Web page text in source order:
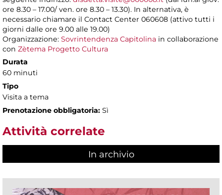
ore 8.30 – 17.00/ ven. ore 8.30 – 13.30). In alternativa, è
necessario chiamare il Contact Center 060608 (attivo tutti i
giorni dalle ore 9.00 alle 19.00)
Organizzazione: Sovrintendenza Capitolina in collaborazione
con Zètema Progetto Cultura
Durata
60 minuti
Tipo
Visita a tema
Prenotazione obbligatoria: Sì
Attività correlate
In archivio